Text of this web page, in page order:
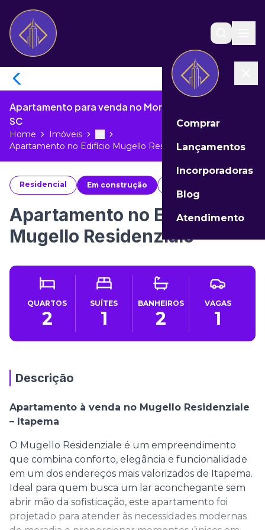
Comprar
Lançamentos
Incorporadoras
Blog
Atendimento
Apartamento para venda no Morretes de Itapema -
SC
Home Imóveis More
Toggle menu
Apartamento no Edifício Mugello Res...
Residencial Em construção
Apartamento no Edifício
Mugello Residenziale
QUARTOS
2
SUÍTES
1
BANHEIROS
2
VAGAS
1
Descrição
Apartamento à venda no Mugello Residenziale
– Itapema
O Mugello Residenziale é um empreendimento
que combina conforto, elegância e funcionalidade
em um dos endereços mais valorizados de Itapema.
Ideal para quem busca um lar aconchegante sem
abrir mão da sofisticação, este apartamento foi
projetado para atender às necessidades modernas